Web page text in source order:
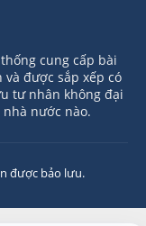
cung cấp bài
được sắp xếp có
tư nhân không đại
nước nào.
được bảo lưu.